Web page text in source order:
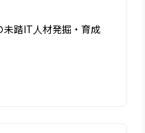
未踏IT人材発掘・育成